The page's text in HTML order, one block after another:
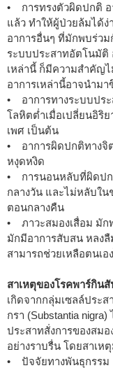
• การทรงตัวผิดปกติ อ
แล้ว ทำให้ผู้ป่วยล้มได้ง่
อาการอื่นๆ ที่มักพบร่วม
ระบบประสาทอัตโนมัติ
เหล่านี้ ก็มีความสำคัญไ
อาการเหล่านี้อาจนำม
• อาการทางระบบปร
โลหิตต่ำเมื่อเปลี่ยนอิริ
เพศ เป็นต้น
• อาการผิดปกติทางจิ
หงุดหงิด
• การนอนหลับที่ผิดปก
กลางวัน และไม่หลับใน
ตอนกลางคืน
• ภาวะสมองเสื่อม มัก
มักมีอาการสับสน หลง
สามารถช่วยเหลือตนเอ
สาเหตุของโรคพาร์กินสั
เกิดจากกลุ่มเซลล์ประ
กรา (Substantia
ประสาทสั่งการของสม
อย่างราบรื่น โดยสาเห
• ปัจจัยทางพันธุกรรม